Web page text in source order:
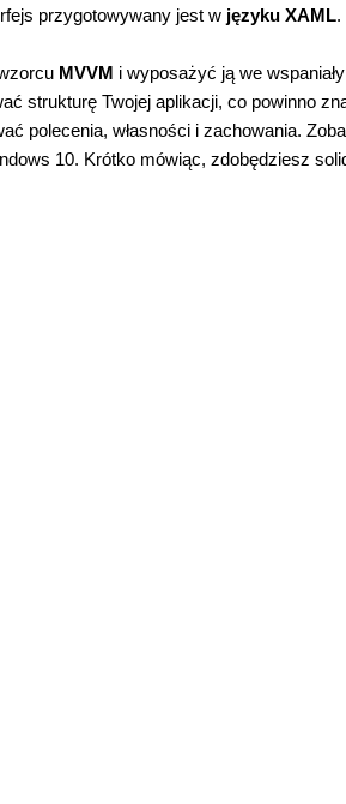
przygotowywany jest w języku XAML.
MVVM i wyposażyć ją we wspaniały
strukturę Twojej aplikacji, co powinno
polecenia, własności i zachowania.
10. Krótko mówiąc, zdobędziesz